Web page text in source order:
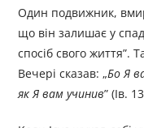
Один подвижник,
що він залишає у
спосіб свого життя”.
Вечері сказав: „Бо Я
як Я вам учинив” (Ів.